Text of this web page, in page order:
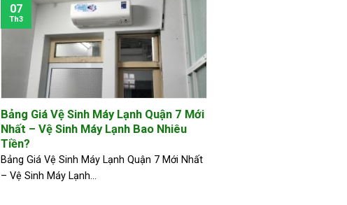
Bảng Giá Vệ Sinh Máy Lạnh Quận 7 Mới
Nhất – Vệ Sinh Máy Lạnh Bao Nhiêu
Tiền?
Bảng Giá Vệ Sinh Máy Lạnh Quận 7 Mới Nhất
– Vệ Sinh Máy Lạnh...
07
Th3